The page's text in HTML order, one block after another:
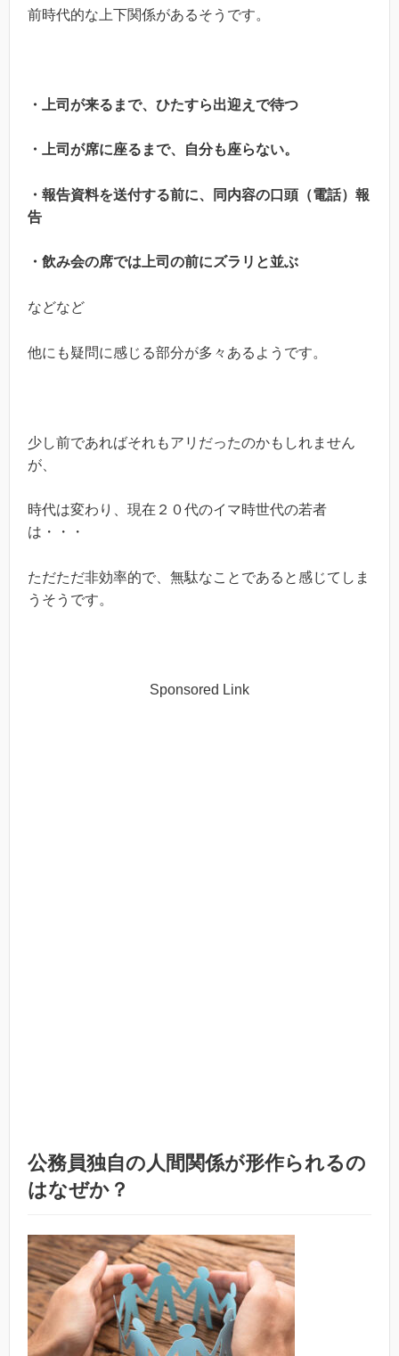
前時代的な上下関係があるそうです。
・上司が来るまで、ひたすら出迎えで待つ
・上司が席に座るまで、自分も座らない。
・報告資料を送付する前に、同内容の口頭（電話）報
告
・飲み会の席では上司の前にズラリと並ぶ
などなど
他にも疑問に感じる部分が多々あるようです。
少し前であればそれもアリだったのかもしれません
が、
時代は変わり、現在２０代のイマ時世代の若者
は・・・
ただただ非効率的で、無駄なことであると感じてしま
うそうです。
Sponsored Link
公務員独自の人間関係が形作られるの
はなぜか？